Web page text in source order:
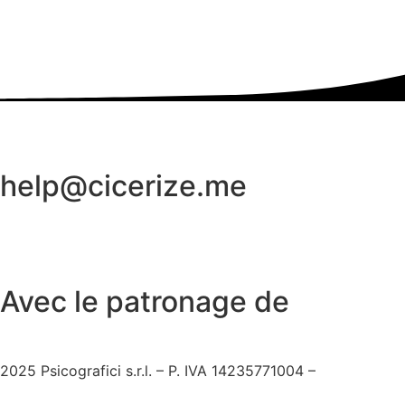
contexte moderne. Près de la pyramide se trouve le
sont enterrés, dont John Keats et Percy Bysshe Shelley.
historique et culturelle à la région. Un autre détail
spéciales de Rome, et le site est devenu un point de
help@cicerize.me
Avec le patronage de
2025 Psicografici s.r.l. – P. IVA 14235771004 –